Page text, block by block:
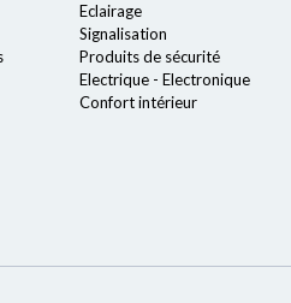
Eclairage
Signalisation
Produits de sécurité
Electrique - Electronique
Confort intérieur
en garantissant la